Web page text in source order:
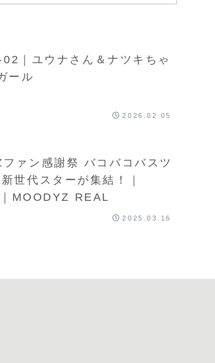
｜ユウナさん＆ナツキちゃ
ール
2026.02.05
ファン感謝祭 バコバコバスツ
世代スターが集結！｜
MOODYZ REAL
2025.03.16